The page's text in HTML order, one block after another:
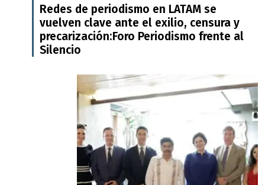
Redes de periodismo en LATAM se
vuelven clave ante el exilio, censura y
precarización:Foro Periodismo frente al
Silencio